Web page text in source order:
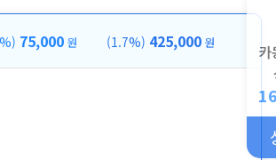
75,000 원 (1.7%) 425,000 원
카